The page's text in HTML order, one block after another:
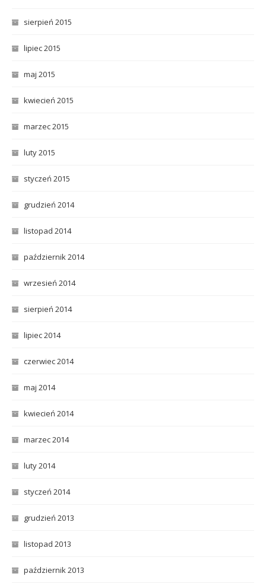
sierpień 2015
lipiec 2015
maj 2015
kwiecień 2015
marzec 2015
luty 2015
styczeń 2015
grudzień 2014
listopad 2014
październik 2014
wrzesień 2014
sierpień 2014
lipiec 2014
czerwiec 2014
maj 2014
kwiecień 2014
marzec 2014
luty 2014
styczeń 2014
grudzień 2013
listopad 2013
październik 2013